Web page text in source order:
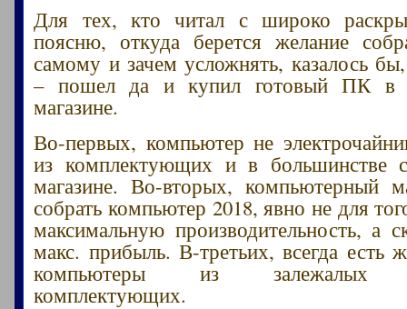
Для тех, кто читал с широко
поясню, откуда берется желание
самому и зачем усложнять, казалось
– пошел да и купил готовый ПК в
магазине.
Во-первых, компьютер не
из комплектующих и в большинстве
магазине. Во-вторых, компьютерный
собрать компьютер 2018, явно не для
максимальную производительность, а
макс. прибыль. В-третьих, всегда есть
компьютеры из залежалых
комплектующих.